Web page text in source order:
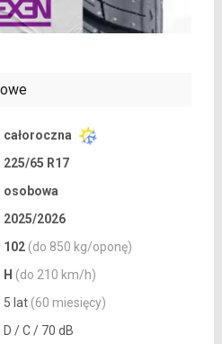
całoroczna
225/65 R17
osobowa
2025/2026
102 (do 850 kg/oponę)
H (do 210 km/h)
5 lat (60 miesięcy)
D / C / 70 dB